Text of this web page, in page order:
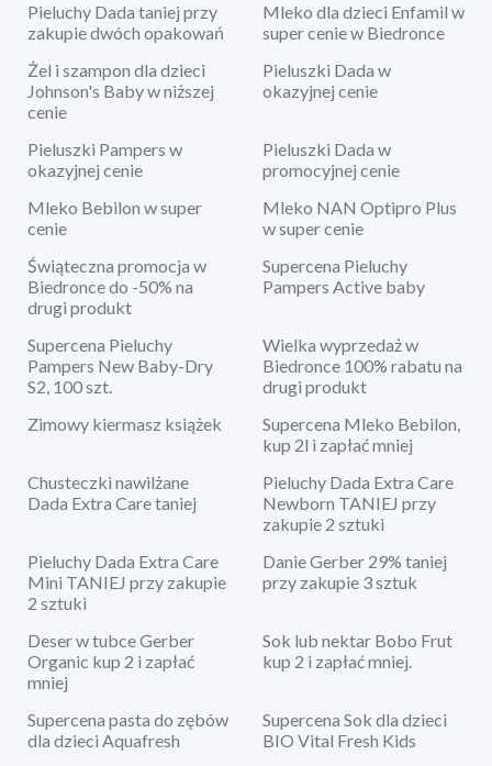
Pieluchy Dada taniej przy
zakupie dwóch opakowań
Mleko dla dzieci Enfamil w
super cenie w Biedronce
Żel i szampon dla dzieci
Johnson's Baby w niższej
cenie
Pieluszki Dada w
okazyjnej cenie
Pieluszki Pampers w
okazyjnej cenie
Pieluszki Dada w
promocyjnej cenie
Mleko Bebilon w super
cenie
Mleko NAN Optipro Plus
w super cenie
Świąteczna promocja w
Biedronce do -50% na
drugi produkt
Supercena Pieluchy
Pampers Active baby
Supercena Pieluchy
Pampers New Baby-Dry
S2, 100 szt.
Wielka wyprzedaż w
Biedronce 100% rabatu na
drugi produkt
Zimowy kiermasz książek
Supercena Mleko Bebilon,
kup 2l i zapłać mniej
Chusteczki nawilżane
Dada Extra Care taniej
Pieluchy Dada Extra Care
Newborn TANIEJ przy
zakupie 2 sztuki
Pieluchy Dada Extra Care
Mini TANIEJ przy zakupie
2 sztuki
Danie Gerber 29% taniej
przy zakupie 3 sztuk
Deser w tubce Gerber
Organic kup 2 i zapłać
mniej
Sok lub nektar Bobo Frut
kup 2 i zapłać mniej.
Supercena pasta do zębów
dla dzieci Aquafresh
Supercena Sok dla dzieci
BIO Vital Fresh Kids